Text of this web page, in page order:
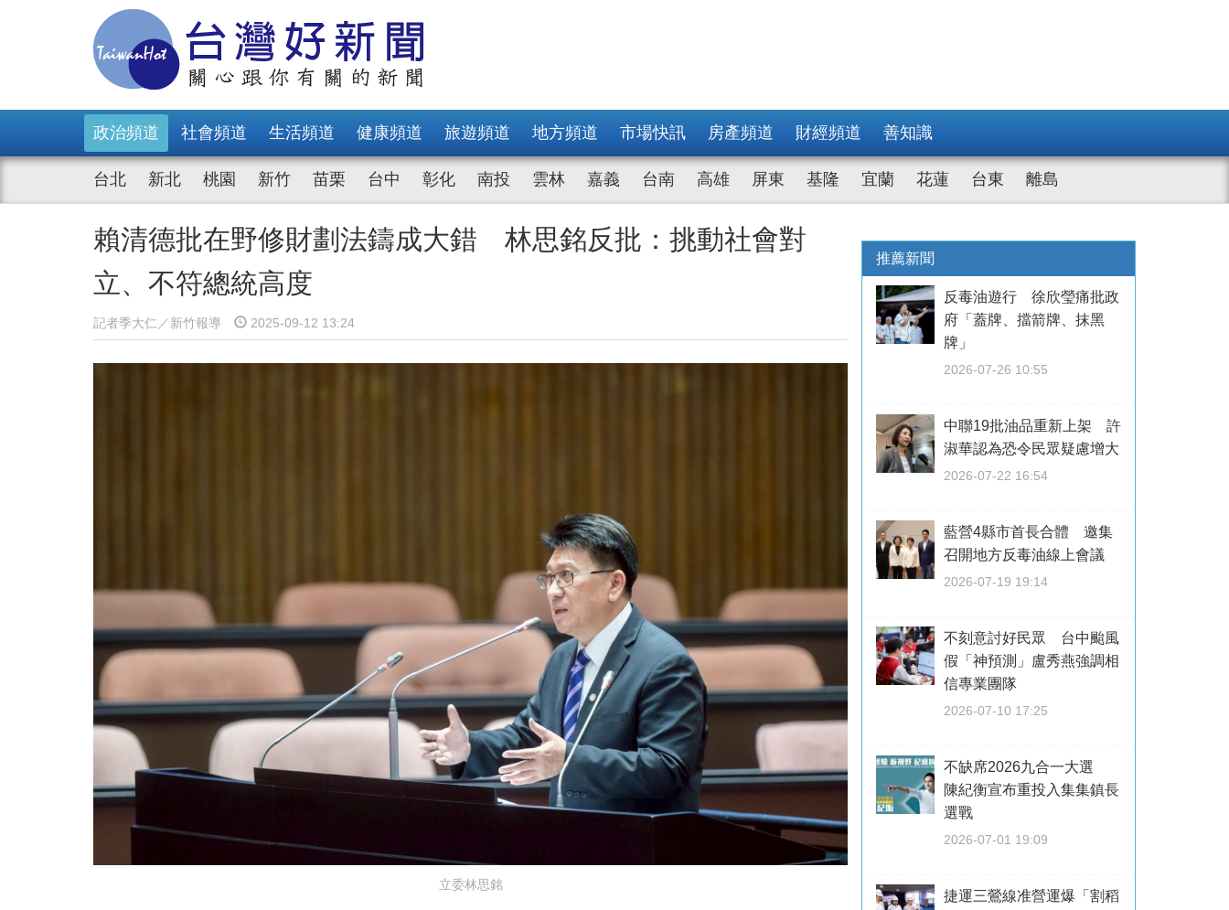
政治頻道 社會頻道 生活頻道 健康頻道 旅遊頻道 地方頻道 市場快訊 房產頻道 財經頻道 善知識
台北 新北 桃園 新竹 苗栗 台中 彰化 南投 雲林 嘉義 台南 高雄 屏東 基隆 宜蘭 花蓮 台東 離島
賴清德批在野修財劃法鑄成大錯 林思銘反批：挑動社會對
立、不符總統高度
記者季大仁／新竹報導 2025-09-12 13:24
立委林思銘
推薦新聞
反毒油遊行 徐欣瑩痛批政
府「蓋牌、擋箭牌、抹黑
牌」
2026-07-26 10:55
中聯19批油品重新上架 許
淑華認為恐令民眾疑慮增大
2026-07-22 16:54
藍營4縣市首長合體 邀集
召開地方反毒油線上會議
2026-07-19 19:14
不刻意討好民眾 台中颱風
假「神預測」盧秀燕強調相
信專業團隊
2026-07-10 17:25
不缺席2026九合一大選
陳紀衡宣布重投入集集鎮長
選戰
2026-07-01 19:09
捷運三鶯線准營運爆「割稻